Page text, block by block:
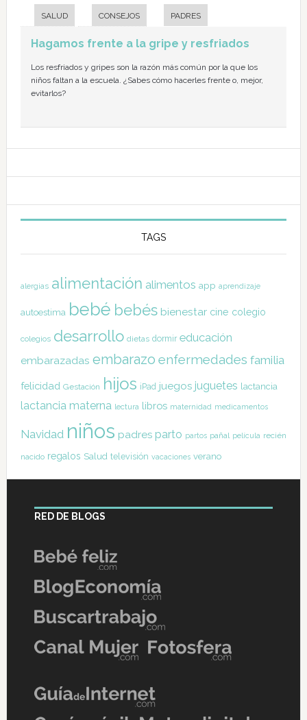
SALUD CONSEJOS PADRES
Hagamos frente a la gripe y resfriados
Los resfriados y gripes son la razón más común por la que los
niños faltan a la escuela. ¿Sabes cómo hacerles frente o, mejor,
evitarlos?
TAGS
alergias alimentación alimentos app aprendizaje
autoestima bebé bebés bienestar cine colegio
colegios desarrollo dietas dormir educación
embarazadas embarazo enfermedades familia
felicidad Gestación hijos iPad juegos juguetes lactancia
lactancia materna lectura libros maternidad medicamentos
Navidad niños padres parto partos pañal película recién
nacido regalos Salud televisión vacaciones verano
RED DE BLOGS